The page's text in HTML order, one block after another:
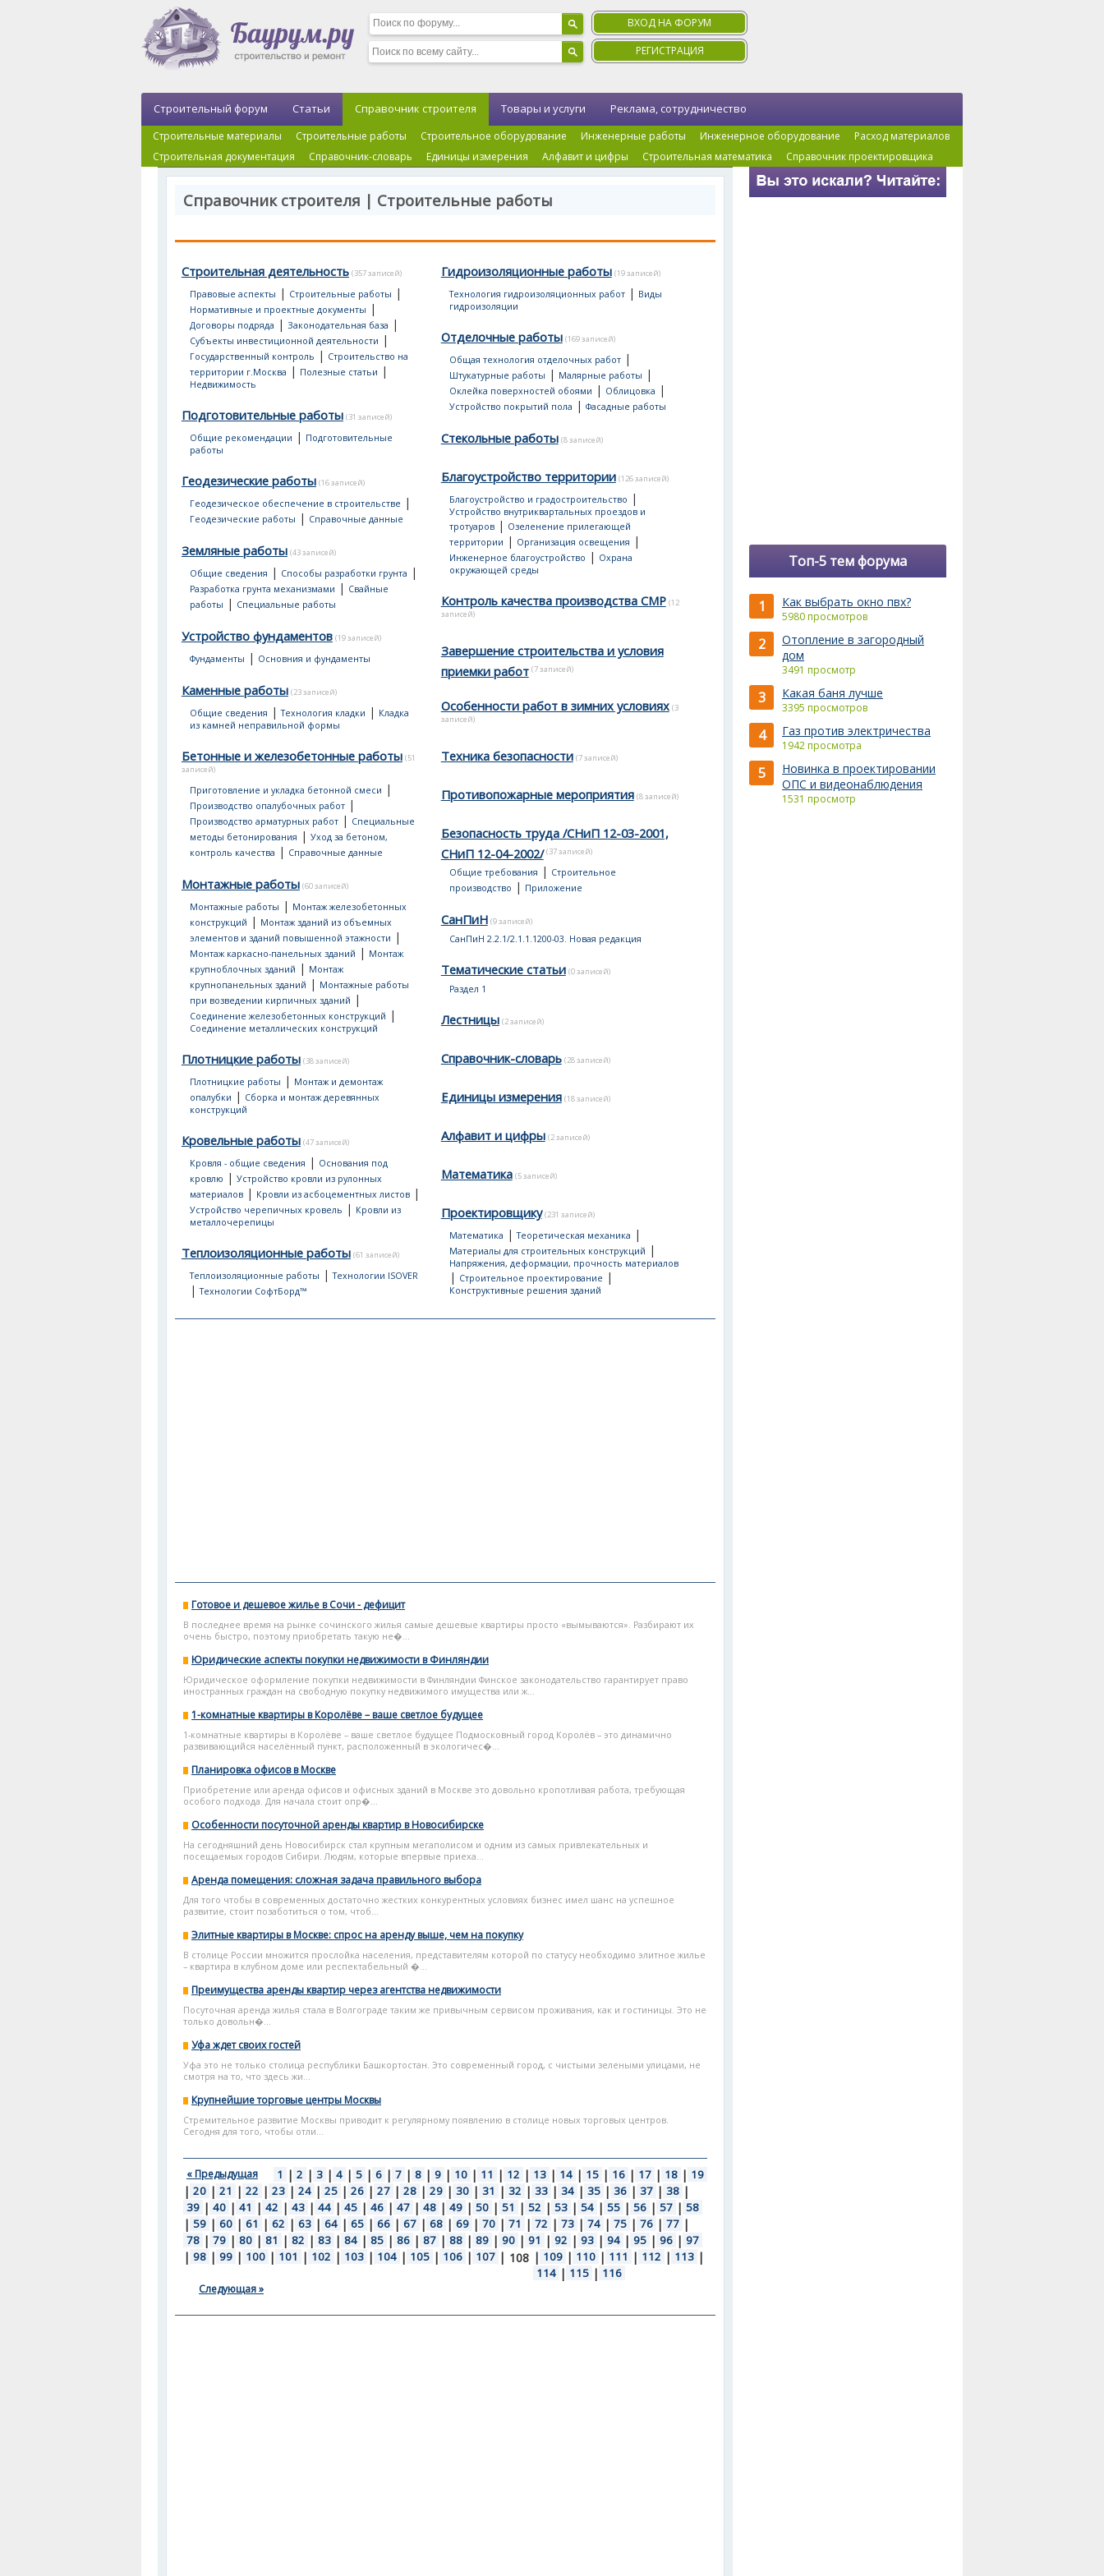
ВХОД НА ФОРУМ
РЕГИСТРАЦИЯ
Строительный форум Статьи Справочник строителя
Строительные материалы Строительные работы Строительное оборудование Инженерные работы Инженерное оборудование
Расход материалов
Строительная документация
Справочник-словарь Единицы измерения Алфавит и цифры Строительная математика Справочник проектировщика
Товары и услуги Реклама, сотрудничество
Справочник строителя | Строительные работы
Строительная деятельность (357 записей)
Правовые аспекты | Строительные работы |
Нормативные и проектные документы |
Договоры подряда | Законодательная база |
Субъекты инвестиционной деятельности |
Государственный контроль | Строительство на
территории г.Москва | Полезные статьи |
Недвижимость
Подготовительные работы (31 записей)
Общие рекомендации | Подготовительные
работы
Геодезические работы (16 записей)
Геодезическое обеспечение в строительстве |
Геодезические работы | Справочные данные
Земляные работы (43 записей)
Общие сведения | Способы разработки грунта |
Разработка грунта механизмами | Свайные
работы | Специальные работы
Устройство фундаментов (19 записей)
Фундаменты | Основния и фундаменты
Каменные работы (23 записей)
Общие сведения |Технология кладки | Кладка
из камней неправильной формы
Бетонные и железобетонные работы (51
записей)
Приготовление и укладка бетонной смеси |
Производство опалубочных работ|
Производство арматурных работ| Специальные
методы бетонирования | Уход за бетоном,
контроль качества | Справочные данные
Монтажные работы (60 записей)
Монтажные работы | Монтаж железобетонных
конструкций | Монтаж зданий из объемных
элементов и зданий повышенной этажности |
Монтаж каркасно-панельных зданий | Монтаж
крупноблочных зданий | Монтаж
крупнопанельных зданий | Монтажные работы
при возведении кирпичных зданий |
Соединение железобетонных конструкций |
Соединение металлических конструкций
Плотницкие работы (38 записей)
Плотницкие работы | Монтаж и демонтаж
опалубки | Сборка и монтаж деревянных
конструкций
Кровельные работы (47 записей)
Кровля - общие сведения | Основания под
кровлю | Устройство кровли из рулонных
материалов| Кровли из асбоцементных листов|
Устройство черепичных кровель | Кровли из
металлочерепицы
Теплоизоляционные работы (61 записей)
Теплоизоляционные работы |Технологии ISOVER
|Технологии СофтБорд™
Гидроизоляционные работы (19 записей)
Технология гидроизоляционных работ| Виды
гидроизоляции
Отделочные работы (169 записей)
Общая технология отделочных работ|
Штукатурные работы | Малярные работы |
Оклейка поверхностей обоями | Облицовка |
Устройство покрытий пола | Фасадные работы
Стекольные работы (8 записей)
Благоустройство территории (126 записей)
Благоустройство и градостроительство |
Устройство внутриквартальных проездов и
тротуаров| Озеленение прилегающей
территории | Организация освещения |
Инженерное благоустройство | Охрана
окружающей среды
Контроль качества производства СМР (12
записей)
Завершение строительства и условия
приемки работ (7 записей)
Особенности работ в зимних условиях (3
записей)
Техника безопасности (7 записей)
Противопожарные мероприятия (8 записей)
Безопасность труда /СНиП 12-03-2001,
СНиП 12-04-2002/ (37 записей)
Общие требования | Строительное
производство | Приложение
СанПиН (9 записей)
СанПиН 2.2.1/2.1.1.1200-03. Новая редакция
Тематические статьи (0 записей)
Раздел 1
Лестницы (2 записей)
Справочник-словарь (28 записей)
Единицы измерения (18 записей)
Алфавит и цифры (2 записей)
Математика (5 записей)
Проектировщику (231 записей)
Математика |Теоретическая механика |
Материалы для строительных конструкций |
Напряжения, деформации, прочность материалов
| Строительное проектирование |
Конструктивные решения зданий
Готовое и дешевое жилье в Сочи - дефицит
В последнее время на рынке сочинского жилья самые дешевые квартиры просто «вымываются». Разбирают их
очень быстро, поэтому приобретать такую не�...
Юридические аспекты покупки недвижимости в Финляндии
Юридическое оформление покупки недвижимости в Финляндии Финское законодательство гарантирует право
иностранных граждан на свободную покупку недвижимого имущества или ж...
1-комнатные квартиры в Королёве – ваше светлое будущее
1-комнатные квартиры в Королёве – ваше светлое будущее Подмосковный город Королёв – это динамично
развивающийся населённый пункт, расположенный в экологичес�...
Планировка офисов в Москве
Приобретение или аренда офисов и офисных зданий в Москве это довольно кропотливая работа, требующая
особого подхода. Для начала стоит опр�...
Особенности посуточной аренды квартир в Новосибирске
На сегодняшний день Новосибирск стал крупным мегаполисом и одним из самых привлекательных и
посещаемых городов Сибири. Людям, которые впервые приеха...
Аренда помещения: сложная задача правильного выбора
Для того чтобы в современных достаточно жестких конкурентных условиях бизнес имел шанс на успешное
развитие, стоит позаботиться о том, чтоб...
Элитные квартиры в Москве: спрос на аренду выше, чем на покупку
В столице России множится прослойка населения, представителям которой по статусу необходимо элитное жилье
– квартира в клубном доме или респектабельный �...
Преимущества аренды квартир через агентства недвижимости
Посуточная аренда жилья стала в Волгограде таким же привычным сервисом проживания, как и гостиницы. Это не
только довольн�...
Уфа ждет своих гостей
Уфа это не только столица республики Башкортостан. Это современный город, с чистыми зелеными улицами, не
смотря на то, что здесь жи...
Крупнейшие торговые центры Москвы
Стремительное развитие Москвы приводит к регулярному появлению в столице новых торговых центров.
Сегодня для того, чтобы отли...
« Предыдущая 1 | 2 | 3 | 4 | 5 | 6 | 7 | 8 | 9 | 10 | 11 | 12 | 13 | 14 | 15 | 16 | 17 | 18 | 19
| 20 | 21 | 22 | 23 | 24 | 25 | 26 | 27 | 28 | 29 | 30 | 31 | 32 | 33 | 34 | 35 | 36 | 37 | 38 |
39 | 40 | 41 | 42 | 43 | 44 | 45 | 46 | 47 | 48 | 49 | 50 | 51 | 52 | 53 | 54 | 55 | 56 | 57 | 58
| 59 | 60 | 61 | 62 | 63 | 64 | 65 | 66 | 67 | 68 | 69 | 70 | 71 | 72 | 73 | 74 | 75 | 76 | 77 |
78 | 79 | 80 | 81 | 82 | 83 | 84 | 85 | 86 | 87 | 88 | 89 | 90 | 91 | 92 | 93 | 94 | 95 | 96 | 97
| 98 | 99 | 100 | 101 | 102 | 103 | 104 | 105 | 106 | 107 | 108 | 109 | 110 | 111 | 112 | 113 |
114 | 115 | 116
Следующая »
Топ-5 тем форума
1 Как выбрать окно пвх?
5980 просмотров
2
Отопление в загородный
дом
3491 просмотр
3 Какая баня лучше
3395 просмотров
4 Газ против электричества
1942 просмотра
5
Новинка в проектировании
ОПС и видеонаблюдения
1531 просмотр